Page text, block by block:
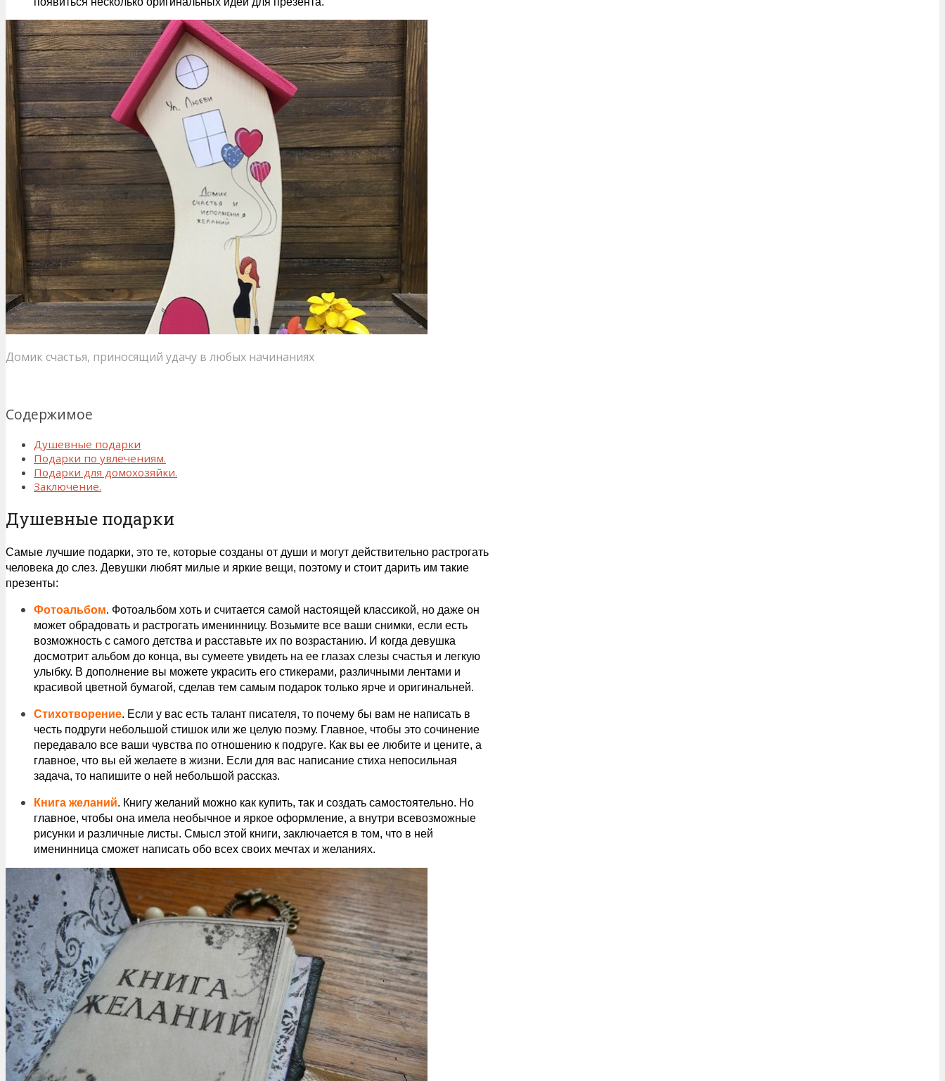
Домик счастья, приносящий удачу в любых начинаниях
Содержимое
Душевные подарки
Подарки по увлечениям.
Подарки для домохозяйки.
Заключение.
Душевные подарки
Самые лучшие подарки, это те, которые созданы от души и могут действительно растрогать
человека до слез. Девушки любят милые и яркие вещи, поэтому и стоит дарить им такие
презенты:
Фотоальбом. Фотоальбом хоть и считается самой настоящей классикой, но даже он
может обрадовать и растрогать именинницу. Возьмите все ваши снимки, если есть
возможность с самого детства и расставьте их по возрастанию. И когда девушка
досмотрит альбом до конца, вы сумеете увидеть на ее глазах слезы счастья и легкую
улыбку. В дополнение вы можете украсить его стикерами, различными лентами и
красивой цветной бумагой, сделав тем самым подарок только ярче и оригинальней.
Стихотворение. Если у вас есть талант писателя, то почему бы вам не написать в
честь подруги небольшой стишок или же целую поэму. Главное, чтобы это сочинение
передавало все ваши чувства по отношению к подруге. Как вы ее любите и цените, а
главное, что вы ей желаете в жизни. Если для вас написание стиха непосильная
задача, то напишите о ней небольшой рассказ.
Книга желаний. Книгу желаний можно как купить, так и создать самостоятельно. Но
главное, чтобы она имела необычное и яркое оформление, а внутри всевозможные
рисунки и различные листы. Смысл этой книги, заключается в том, что в ней
именинница сможет написать обо всех своих мечтах и желаниях.